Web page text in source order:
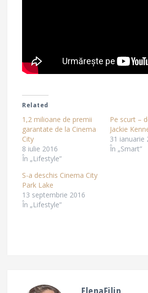
Related
1,2 milioane de premii
garantate de la Cinema
City
8 iulie 2016
În „Lifestyle”
Pe scurt –
Jackie
31 ianuarie
În „Smart”
S-a deschis Cinema City
Park Lake
13 septembrie 2016
În „Lifestyle”